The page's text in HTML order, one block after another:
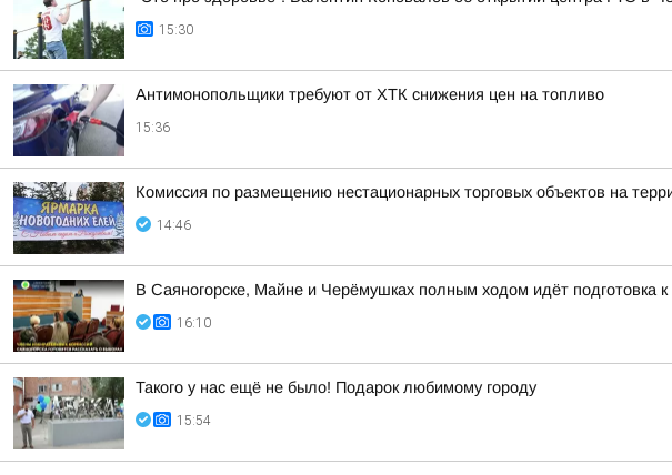
15:30
Антимонопольщики требуют от ХТК снижения цен на топливо
15:36
Комиссия по размещению нестационарных торговых объектов на
14:46
В Саяногорске, Майне и Черёмушках полным ходом идёт подготовка
16:10
Такого у нас ещё не было! Подарок любимому городу
15:54